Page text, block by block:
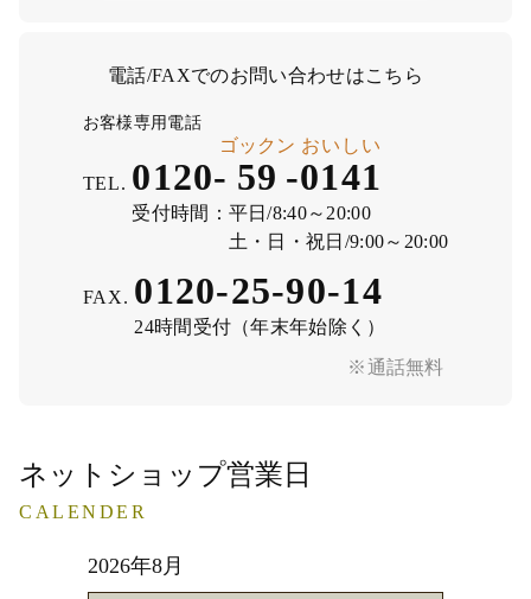
電話/FAXでのお問い合わせはこちら
※通話無料
お客様専用電話
TEL. 0120- 59
ゴックン
-0141
おいしい
受付時間： 平日/8:40～20:00
土・日・祝日/9:00～20:00
FAX. 0120-25-90-14
24時間受付（年末年始除く）
ネットショップ営業日
CALENDER
2026年8月